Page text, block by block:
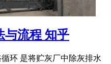
与流程 知乎
环 是将贮灰厂中除灰排水